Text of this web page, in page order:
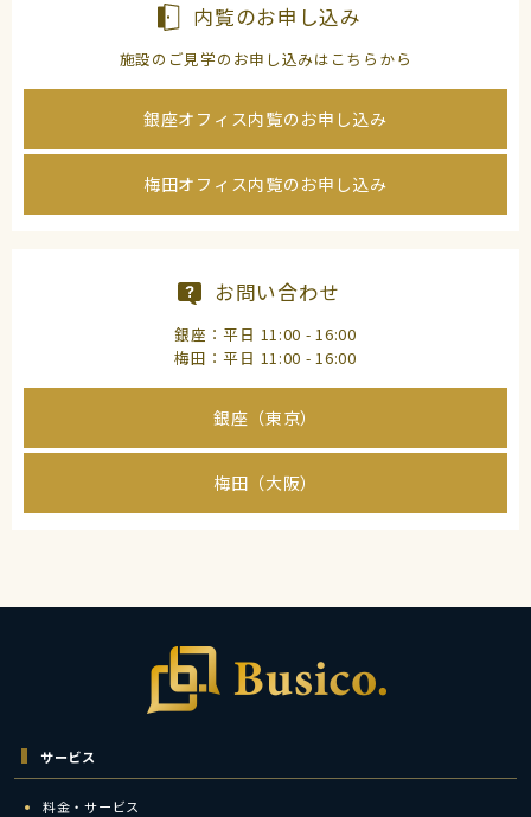
内覧のお申し込み
施設のご見学のお申し込みはこちらから
銀座オフィス内覧のお申し込み
梅田オフィス内覧のお申し込み
お問い合わせ
銀座：平日 11:00 - 16:00
梅田：平日 11:00 - 16:00
銀座（東京）
梅田（大阪）
サービス
料金・サービス